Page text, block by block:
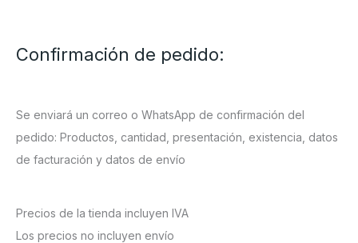
Confirmación de pedido:
Se enviará un correo o WhatsApp de confirmación del
pedido: Productos, cantidad, presentación, existencia, datos
de facturación y datos de envío
Precios de la tienda incluyen IVA
Los precios no incluyen envío